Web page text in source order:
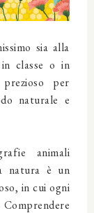
sia alla
classe o in
per
naturale e
animali
natura è un
in cui ogni